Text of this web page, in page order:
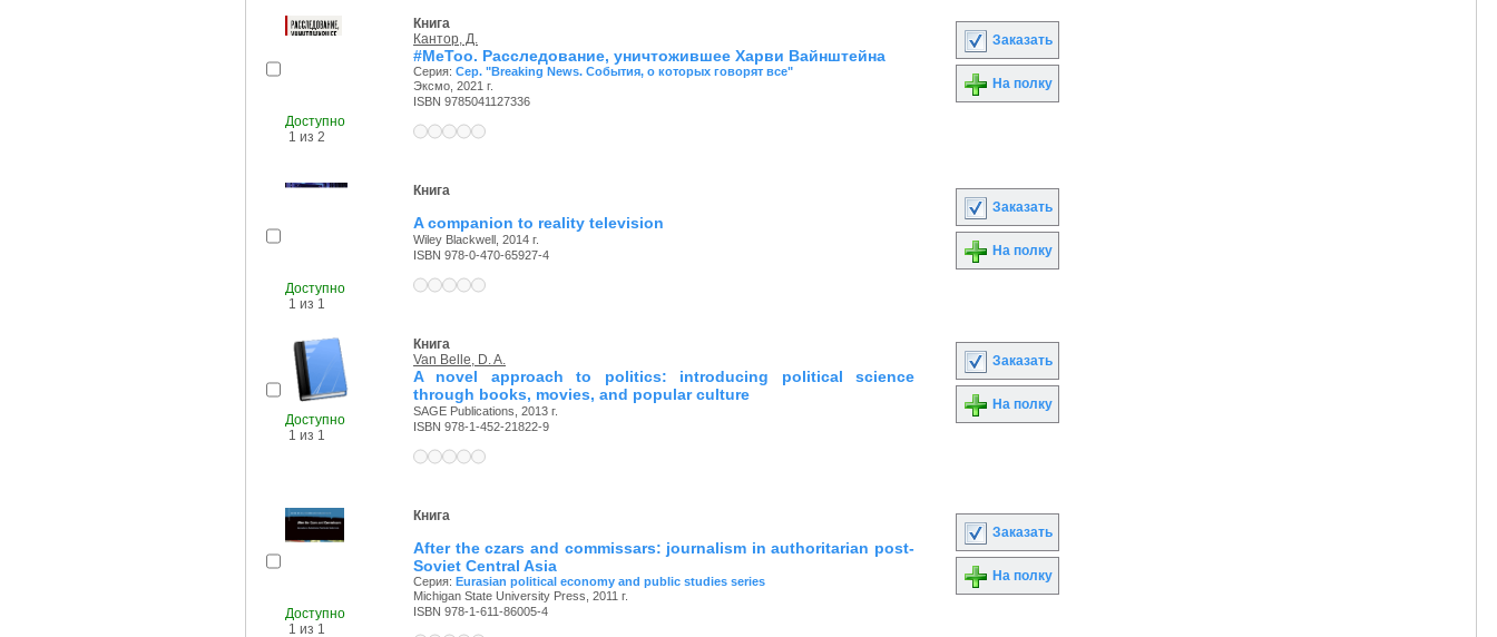
Доступно
1 из 2
Книга
Кантор, Д.
#MeToo. Расследование, уничтожившее Харви Вайнштейна
Серия: Сер. "Breaking News. События, о которых говорят все"
Эксмо, 2021 г.
ISBN 9785041127336
Заказать
На полку
Доступно
1 из 1
Книга
A companion to reality television
Wiley Blackwell, 2014 г.
ISBN 978-0-470-65927-4
Заказать
На полку
Доступно
1 из 1
Книга
Van Belle, D. A.
A novel approach to politics: introducing political science
through books, movies, and popular culture
SAGE Publications, 2013 г.
ISBN 978-1-452-21822-9
Заказать
На полку
Доступно
1 из 1
Книга
After the czars and commissars: journalism in authoritarian post-
Soviet Central Asia
Серия: Eurasian political economy and public studies series
Michigan State University Press, 2011 г.
ISBN 978-1-611-86005-4
Заказать
На полку